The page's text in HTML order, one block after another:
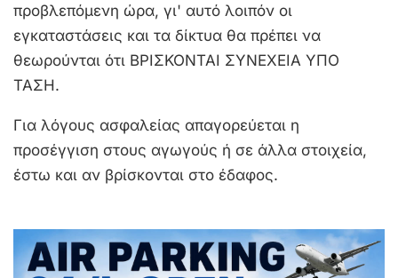
προβλεπόμενη ώρα, γι' αυτό λοιπόν οι
εγκαταστάσεις και τα δίκτυα θα πρέπει να
θεωρούνται ότι ΒΡΙΣΚΟΝΤΑΙ ΣΥΝΕΧΕΙΑ ΥΠΟ
ΤΑΣΗ.
Για λόγους ασφαλείας απαγορεύεται η
προσέγγιση στους αγωγούς ή σε άλλα στοιχεία,
έστω και αν βρίσκονται στο έδαφος.